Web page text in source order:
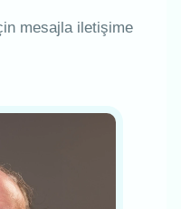
mesajla iletişime